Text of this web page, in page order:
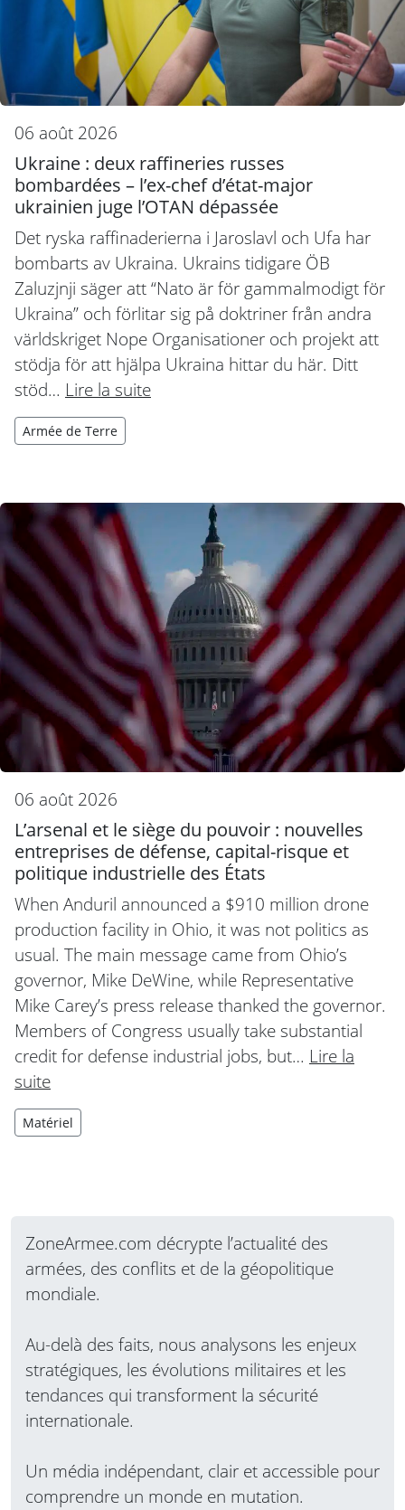
06 août 2026
Ukraine : deux raffineries russes
bombardées – l’ex-chef d’état-major
ukrainien juge l’OTAN dépassée
Det ryska raffinaderierna i Jaroslavl och Ufa har
bombarts av Ukraina. Ukrains tidigare ÖB
Zaluzjnji säger att “Nato är för gammalmodigt för
Ukraina” och förlitar sig på doktriner från andra
världskriget Nope Organisationer och projekt att
stödja för att hjälpa Ukraina hittar du här. Ditt
stöd… Lire la suite
Armée de Terre
06 août 2026
L’arsenal et le siège du pouvoir : nouvelles
entreprises de défense, capital-risque et
politique industrielle des États
When Anduril announced a $910 million drone
production facility in Ohio, it was not politics as
usual. The main message came from Ohio’s
governor, Mike DeWine, while Representative
Mike Carey’s press release thanked the governor.
Members of Congress usually take substantial
credit for defense industrial jobs, but… Lire la
suite
Matériel
ZoneArmee.com décrypte l’actualité des
armées, des conflits et de la géopolitique
mondiale.
Au-delà des faits, nous analysons les enjeux
stratégiques, les évolutions militaires et les
tendances qui transforment la sécurité
internationale.
Un média indépendant, clair et accessible pour
comprendre un monde en mutation.